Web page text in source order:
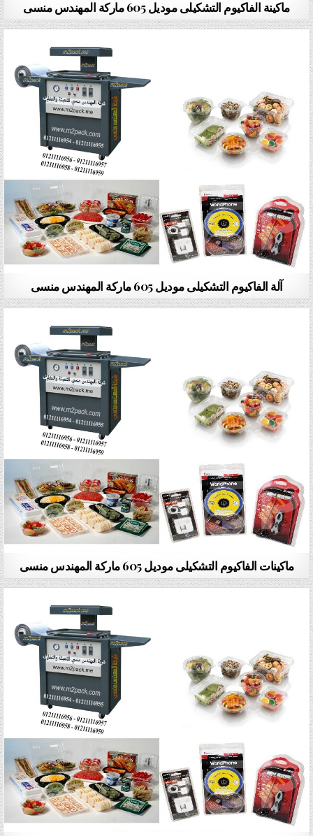
ماكينة الفاكيوم التشكيلى موديل 605 ماركة المهندس منسى
آلة الفاكيوم التشكيلى موديل 605 ماركة المهندس منسى
ماكينات الفاكيوم التشكيلى موديل 605 ماركة المهندس منسى